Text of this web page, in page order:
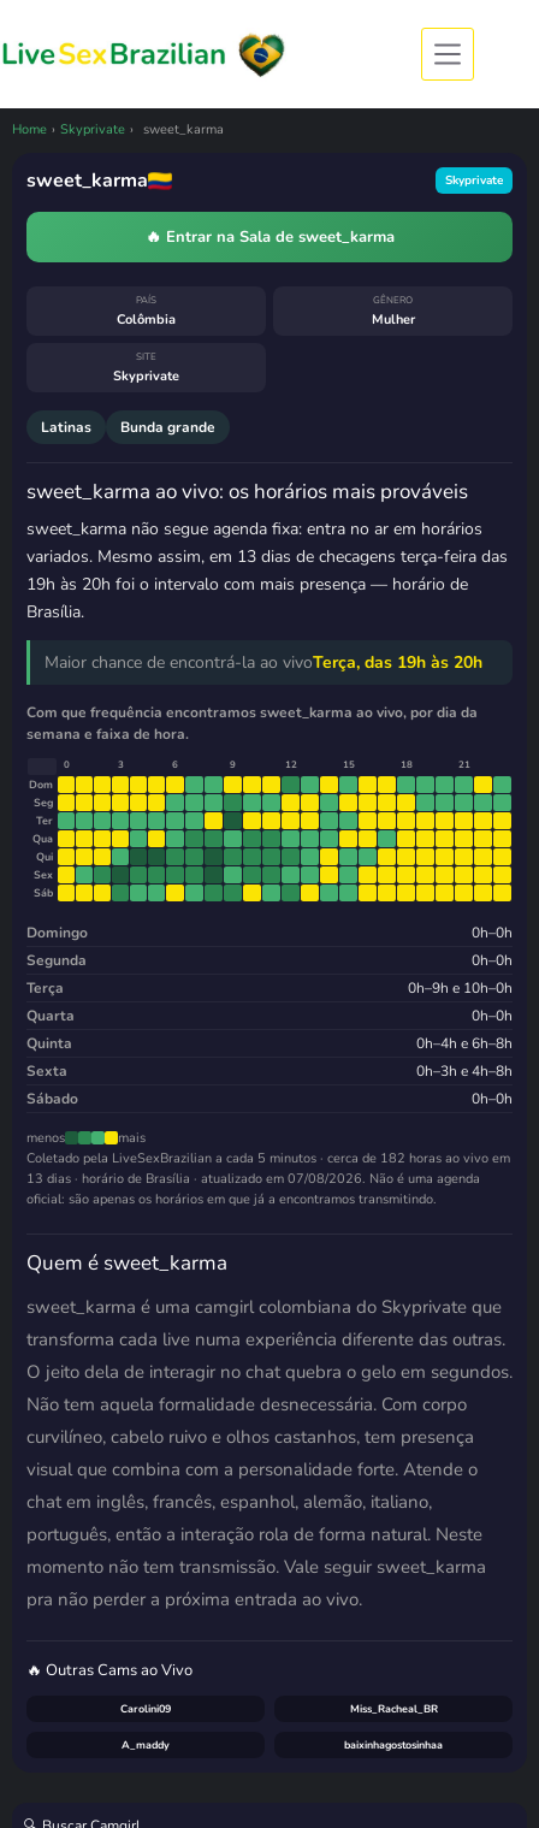
Home › Skyprivate › sweet_karma
sweet_karma esteve ao vivo
há menos de uma hora
sweet_karma Skyprivate
🔥 Entrar na Sala de sweet_karma
PAÍS
Colômbia
GÊNERO
Mulher
SITE
Skyprivate
Latinas Bunda grande
sweet_karma ao vivo: os horários mais prováveis
sweet_karma não segue agenda fixa: entra no ar em horários
variados. Mesmo assim, em 13 dias de checagens terça-feira das
19h às 20h foi o intervalo com mais presença — horário de
Brasília.
Maior chance de encontrá-la ao vivoTerça, das 19h às 20h
Com que frequência encontramos sweet_karma ao vivo, por dia da
semana e faixa de hora.
0 3 6 9 12 15 18 21
Dom
Seg
Ter
Qua
Qui
Sex
Sáb
Domingo
0h–0h
Segunda
0h–0h
Terça
0h–9h e 10h–0h
Quarta
0h–0h
Quinta
0h–4h e 6h–8h
Sexta
0h–3h e 4h–8h
Sábado
0h–0h
menos
mais
Coletado pela LiveSexBrazilian a cada 5 minutos · cerca de 182 horas ao vivo em
13 dias · horário de Brasília · atualizado em 07/08/2026. Não é uma agenda
oficial: são apenas os horários em que já a encontramos transmitindo.
Quem é sweet_karma
sweet_karma é uma camgirl colombiana do Skyprivate que
transforma cada live numa experiência diferente das outras.
O jeito dela de interagir no chat quebra o gelo em segundos.
Não tem aquela formalidade desnecessária. Com corpo
curvilíneo, cabelo ruivo e olhos castanhos, tem presença
visual que combina com a personalidade forte. Atende o
chat em inglês, francês, espanhol, alemão, italiano,
português, então a interação rola de forma natural. Neste
momento não tem transmissão. Vale seguir sweet_karma
pra não perder a próxima entrada ao vivo.
🔥 Outras Cams ao Vivo
Carolini09 Miss_Racheal_BR
A_maddy baixinhagostosinhaa